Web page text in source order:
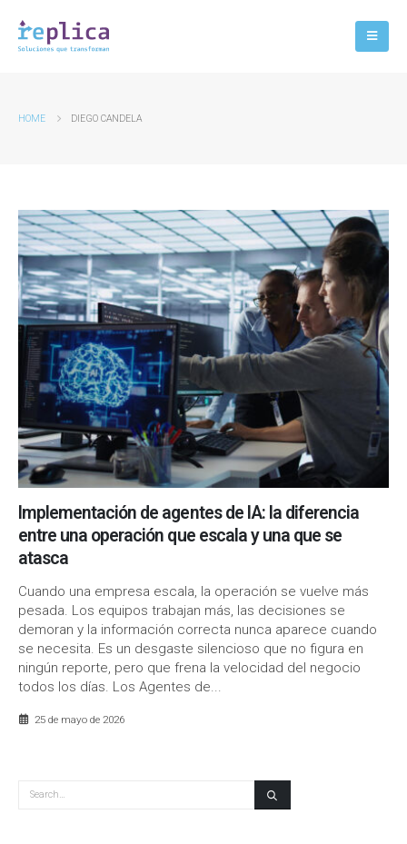
HOME DIEGO CANDELA
Implementación de agentes de IA: la diferencia
entre una operación que escala y una que se
atasca
Cuando una empresa escala, la operación se vuelve más
pesada. Los equipos trabajan más, las decisiones se
demoran y la información correcta nunca aparece cuando
se necesita. Es un desgaste silencioso que no figura en
ningún reporte, pero que frena la velocidad del negocio
todos los días. Los Agentes de...
25 de mayo de 2026